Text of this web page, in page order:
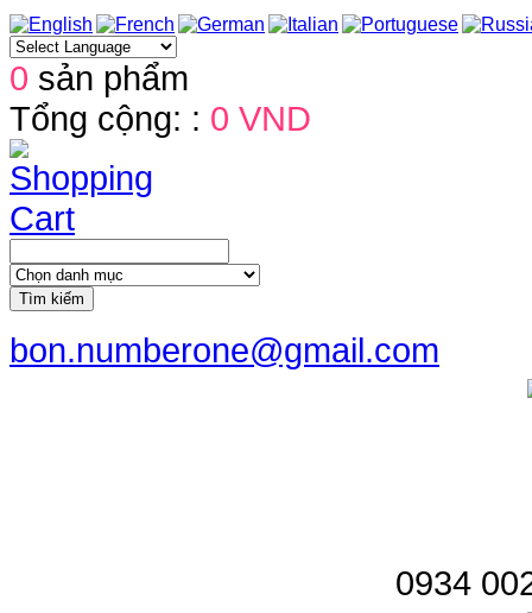
0 sản phẩm
Tổng cộng: : 0 VND
Tìm kiếm
bon.numberone@gmail.com
0934